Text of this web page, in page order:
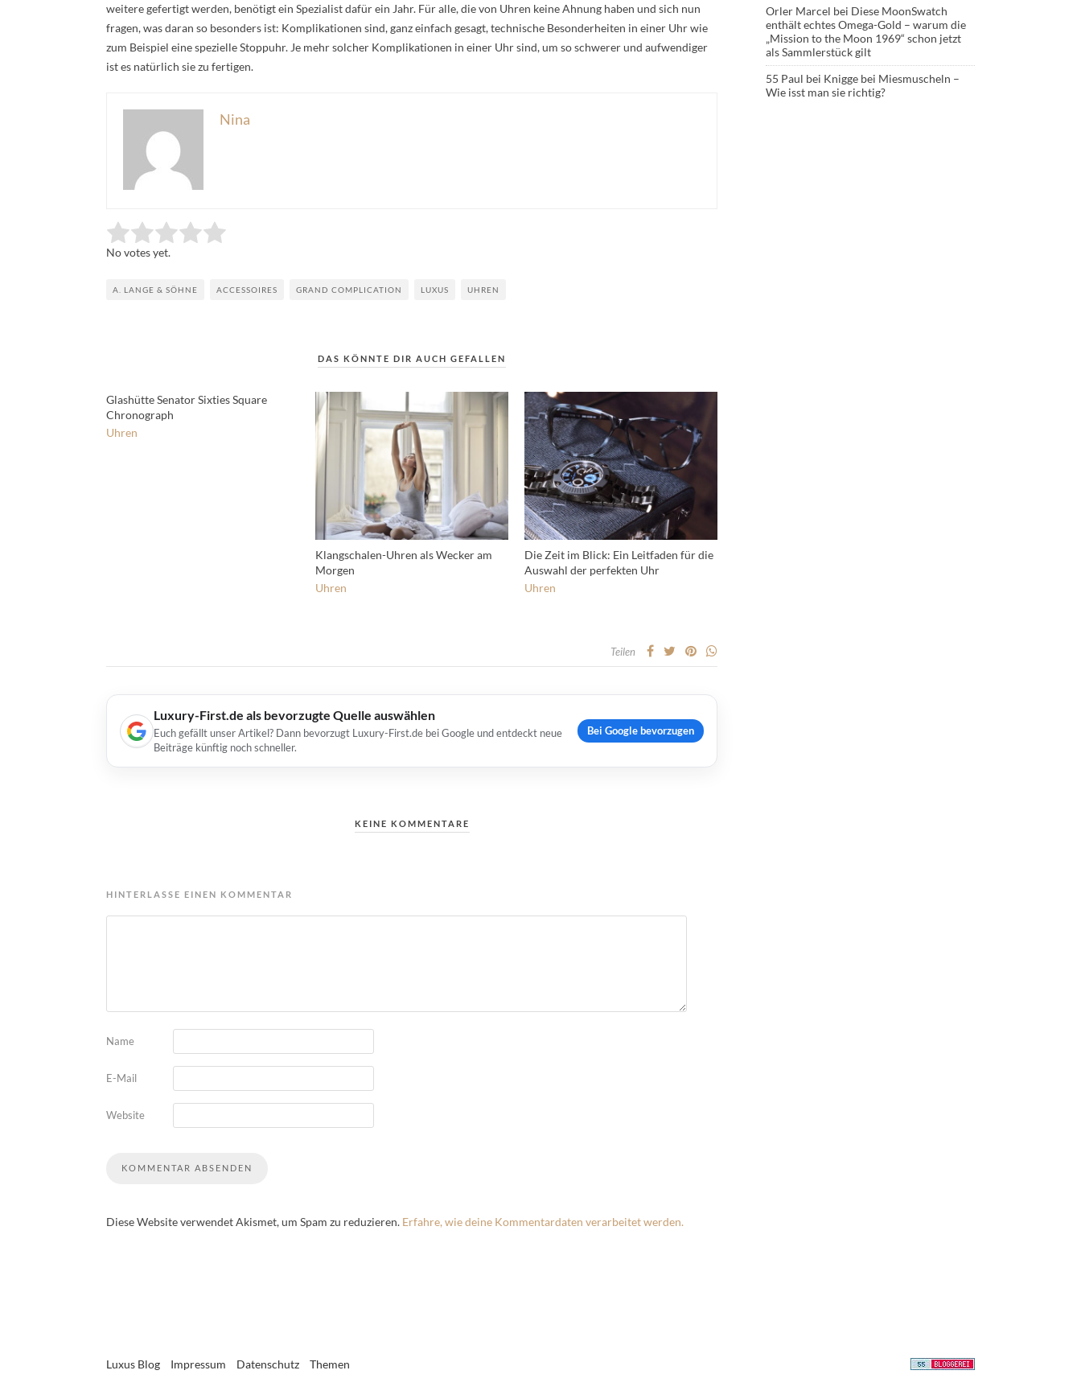
weitere gefertigt werden, benötigt ein Spezialist dafür ein Jahr. Für alle, die von Uhren keine Ahnung haben und sich nun
fragen, was daran so besonders ist: Komplikationen sind, ganz einfach gesagt, technische Besonderheiten in einer Uhr wie
zum Beispiel eine spezielle Stoppuhr. Je mehr solcher Komplikationen in einer Uhr sind, um so schwerer und aufwendiger
ist es natürlich sie zu fertigen.
Nina
Rate this item: Submit Rating
No votes yet.
A. LANGE & SÖHNE ACCESSOIRES GRAND COMPLICATION LUXUS UHREN
DAS KÖNNTE DIR AUCH GEFALLEN
Glashütte Senator Sixties Square
Chronograph
Uhren
Klangschalen-Uhren als Wecker am
Morgen
Uhren
Die Zeit im Blick: Ein Leitfaden für die
Auswahl der perfekten Uhr
Uhren
Teilen
Luxury-First.de als bevorzugte Quelle auswählen
Euch gefällt unser Artikel? Dann bevorzugt Luxury-First.de bei Google und entdeckt neue
Beiträge künftig noch schneller.
Bei Google bevorzugen
KEINE KOMMENTARE
HINTERLASSE EINEN KOMMENTAR
Name
E-Mail
Website
Diese Website verwendet Akismet, um Spam zu reduzieren. Erfahre, wie deine Kommentardaten verarbeitet werden.
Orler Marcel bei Diese MoonSwatch
enthält echtes Omega-Gold – warum die
„Mission to the Moon 1969“ schon jetzt
als Sammlerstück gilt
55 Paul bei Knigge bei Miesmuscheln –
Wie isst man sie richtig?
Luxus Blog Impressum Datenschutz Themen